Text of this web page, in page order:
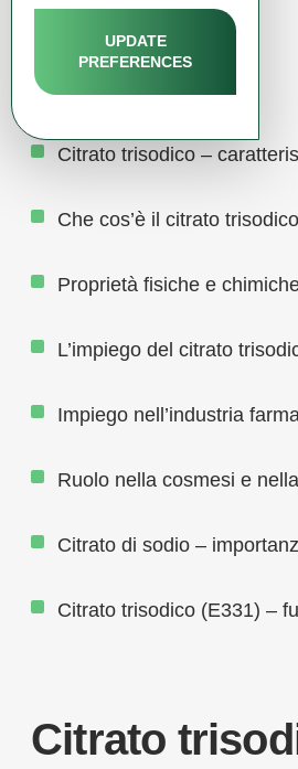
UPDATE
PREFERENCES
Indice
Citrato trisodico –
Che cos’è il citrato
Proprietà fisiche e
L’impiego del citrato
Impiego nell’industria
Ruolo nella cosmesi e
Citrato di sodio –
Citrato trisodico (E331) –
Citrato